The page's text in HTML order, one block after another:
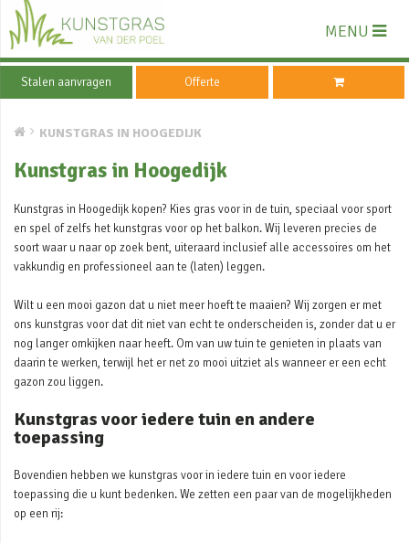
MENU
Stalen aanvragen Offerte
KUNSTGRAS IN HOOGEDIJK
Kunstgras in Hoogedijk
Kunstgras in Hoogedijk kopen? Kies gras voor in de tuin, speciaal voor sport
en spel of zelfs het kunstgras voor op het balkon. Wij leveren precies de
soort waar u naar op zoek bent, uiteraard inclusief alle accessoires om het
vakkundig en professioneel aan te (laten) leggen.
Wilt u een mooi gazon dat u niet meer hoeft te maaien? Wij zorgen er met
ons kunstgras voor dat dit niet van echt te onderscheiden is, zonder dat u er
nog langer omkijken naar heeft. Om van uw tuin te genieten in plaats van
daarin te werken, terwijl het er net zo mooi uitziet als wanneer er een echt
gazon zou liggen.
Kunstgras voor iedere tuin en andere
toepassing
Bovendien hebben we kunstgras voor in iedere tuin en voor iedere
toepassing die u kunt bedenken. We zetten een paar van de mogelijkheden
op een rij: